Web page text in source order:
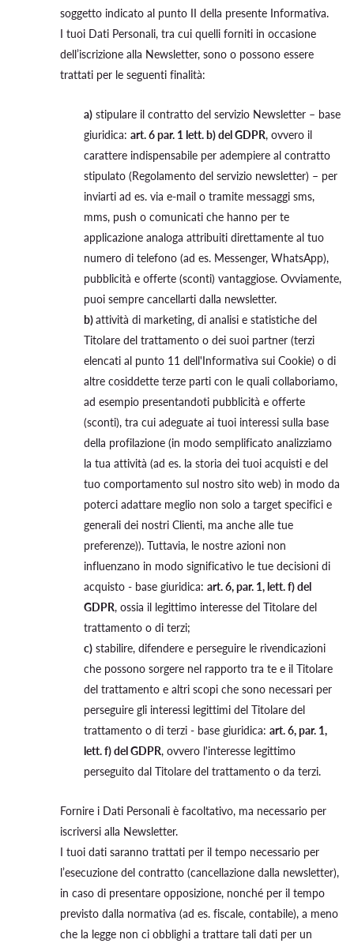
soggetto indicato al punto II della presente Informativa.
I tuoi Dati Personali, tra cui quelli forniti in occasione
dell’iscrizione alla Newsletter, sono o possono essere
trattati per le seguenti finalità:
a) stipulare il contratto del servizio Newsletter – base
giuridica: art. 6 par. 1 lett. b) del GDPR, ovvero il
carattere indispensabile per adempiere al contratto
stipulato (Regolamento del servizio newsletter) – per
inviarti ad es. via e-mail o tramite messaggi sms,
mms, push o comunicati che hanno per te
applicazione analoga attribuiti direttamente al tuo
numero di telefono (ad es. Messenger, WhatsApp),
pubblicità e offerte (sconti) vantaggiose. Ovviamente,
puoi sempre cancellarti dalla newsletter.
b)attività di marketing, di analisi e statistiche del
Titolare del trattamento o dei suoi partner (terzi
elencati al punto 11 dell'Informativa sui Cookie) o di
altre cosiddette terze parti con le quali collaboriamo,
ad esempio presentandoti pubblicità e offerte
(sconti), tra cui adeguate ai tuoi interessi sulla base
della profilazione (in modo semplificato analizziamo
la tua attività (ad es. la storia dei tuoi acquisti e del
tuo comportamento sul nostro sito web) in modo da
poterci adattare meglio non solo a target specifici e
generali dei nostri Clienti, ma anche alle tue
preferenze)). Tuttavia, le nostre azioni non
influenzano in modo significativo le tue decisioni di
acquisto - base giuridica: art. 6, par. 1, lett. f) del
GDPR, ossia il legittimo interesse del Titolare del
trattamento o di terzi;
c) stabilire, difendere e perseguire le rivendicazioni
che possono sorgere nel rapporto tra te e il Titolare
del trattamento e altri scopi che sono necessari per
perseguire gli interessi legittimi del Titolare del
trattamento o di terzi - base giuridica: art. 6, par. 1,
lett. f) del GDPR, ovvero l'interesse legittimo
perseguito dal Titolare del trattamento o da terzi.
Fornire i Dati Personali è facoltativo, ma necessario per
iscriversi alla Newsletter.
I tuoi dati saranno trattati per il tempo necessario per
l’esecuzione del contratto (cancellazione dalla newsletter),
in caso di presentare opposizione, nonché per il tempo
previsto dalla normativa (ad es. fiscale, contabile), a meno
che la legge non ci obblighi a trattare tali dati per un